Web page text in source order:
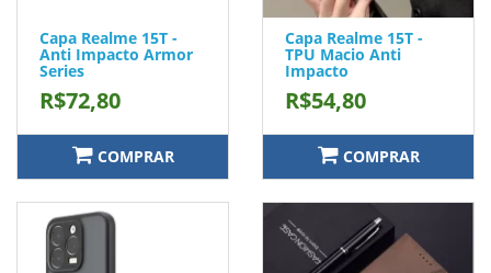
Capa Realme 15T -
Anti Impacto Armor
Series
R$72,80
COMPRAR
Capa Realme 15T -
TPU Macio Anti
Impacto
R$54,80
COMPRAR